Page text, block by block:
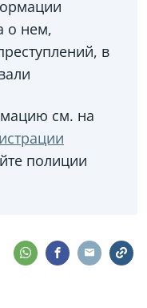
о нем,
в
см. на
полиции